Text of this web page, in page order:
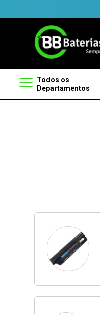
Todos os
Departamentos